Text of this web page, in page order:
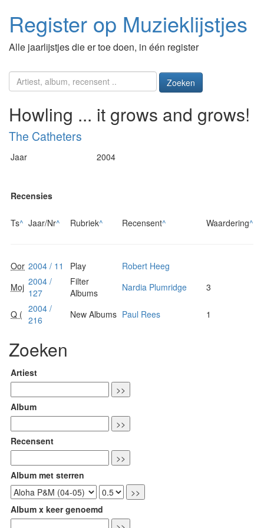
Register op Muzieklijstjes
Alle jaarlijstjes die er toe doen, in één register
Zoeken
Howling ... it grows and grows!
The Catheters
Jaar 2004
Recensies
Ts^ Jaar/Nr^ Rubriek^ Recensent^ Waardering^
Oor 2004 / 11 Play
Robert Heeg
Moj 2004 /
127
Filter
Albums
Nardia Plumridge 3
Q ( 2004 /
216
New Albums Paul Rees 1
Zoeken
Artiest
Album
Recensent
Album met sterren
Album x keer genoemd